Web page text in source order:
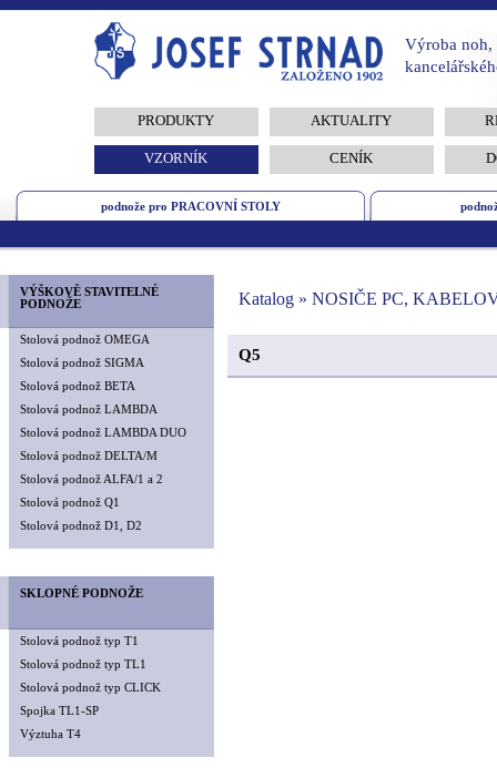
Výroba noh,
PRODUKTY AKTUALITY
VZORNÍK CENÍK
podnože pro PRACOVNÍ STOLY
VÝŠKOVĚ STAVITELNÉ
PODNOŽE
Stolová podnož OMEGA
Stolová podnož SIGMA
Stolová podnož BETA
Stolová podnož LAMBDA
Stolová podnož LAMBDA DUO
Stolová podnož DELTA/M
Stolová podnož ALFA/1 a 2
Stolová podnož Q1
Stolová podnož D1, D2
SKLOPNÉ PODNOŽE
Stolová podnož typ T1
Stolová podnož typ TL1
Stolová podnož typ CLICK
Spojka TL1-SP
Výztuha T4
Katalog » NOSIČE PC,
Q5